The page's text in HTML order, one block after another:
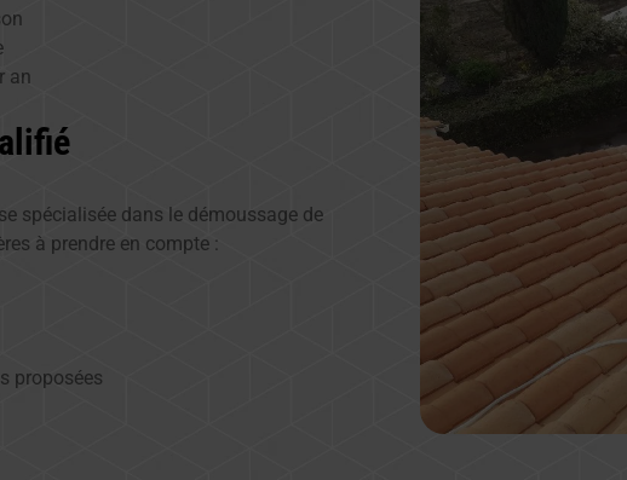
an
spécialisée dans le démoussage de
à prendre en compte :
proposées